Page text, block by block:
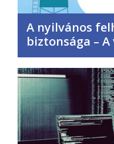
A nyilvános
biztonsága –